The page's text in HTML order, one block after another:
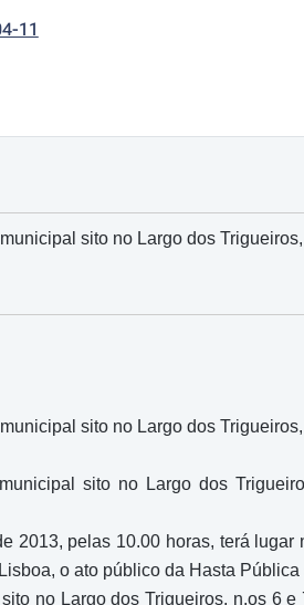
11
sito no Largo dos
sito no Largo dos
sito no Largo dos
2013, pelas 10.00 horas, terá
o ato público da Hasta
no Largo dos Trigueiros, n.os 6 e